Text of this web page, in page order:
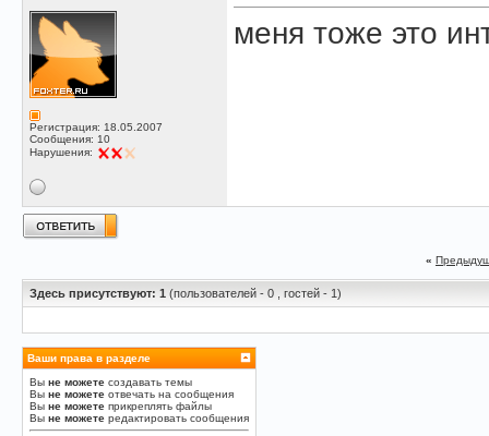
Регистрация: 18.05.2007
Сообщения: 10
Нарушения:
меня тоже это
«
Здесь присутствуют: 1 (пользователей - 0 , гостей - 1)
Ваши права в разделе
Вы не можете создавать темы
Вы не можете отвечать на сообщения
Вы не можете прикреплять файлы
Вы не можете редактировать сообщения